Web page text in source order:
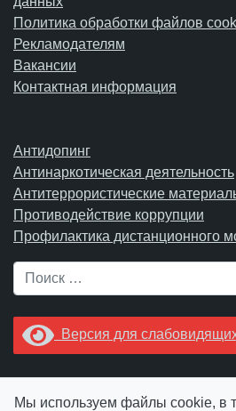
Политика обработки файлов
Рекламодателям
Вакансии
Контактная информация
Антидопинг
Антинаркотическая деятельность
Антитеррористические
Противодействие коррупции
Профилактика дистанционного
Поиск
Версия для
Ctrl+Enter.
Мы используем файлы cookie, в